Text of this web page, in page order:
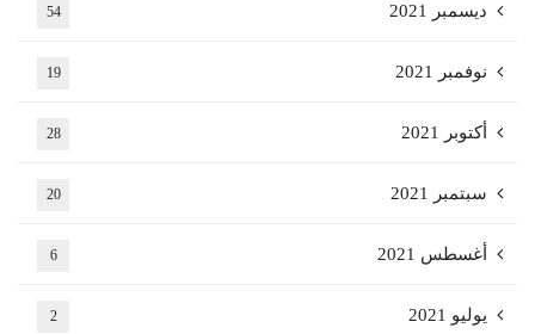
ديسمبر 2021 54
نوفمبر 2021 19
أكتوبر 2021 28
سبتمبر 2021 20
أغسطس 2021 6
يوليو 2021 2